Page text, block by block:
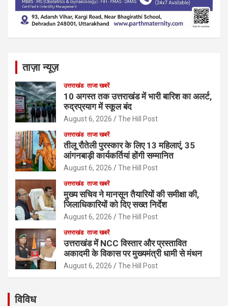
ताज़ा न्यूज़
उत्तराखंड ताजा खबरें
10 अगस्त तक उत्तराखंड में भारी बारिश का अलर्ट,
रुद्रप्रयाग में स्कूल बंद
August 6, 2026 The Hill Post
उत्तराखंड ताजा खबरें
तीलू रौतेली पुरस्कार के लिए 13 महिलाएं, 35
आंगनबाड़ी कार्यकर्तियां होंगी सम्मानित
August 6, 2026 The Hill Post
उत्तराखंड ताजा खबरें
मुख्य सचिव ने मानसून तैयारियों की समीक्षा की,
जिलाधिकारियों को दिए सख्त निर्देश
August 6, 2026 The Hill Post
उत्तराखंड ताजा खबरें
उत्तराखंड में NCC विस्तार और प्रस्तावित
अकादमी के विकास पर मुख्यमंत्री धामी से मंथन
August 6, 2026 The Hill Post
विविध